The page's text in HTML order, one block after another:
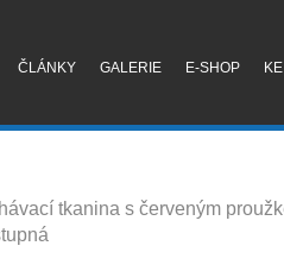
ČLÁNKY GALERIE E-SHOP
tkanina s červeným